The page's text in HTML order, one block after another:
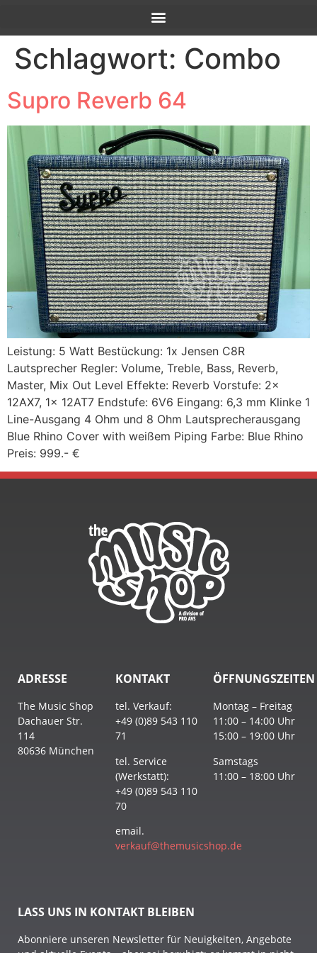
Schlagwort: Combo
Supro Reverb 64
Leistung: 5 Watt Bestückung: 1x Jensen C8R
Lautsprecher Regler: Volume, Treble, Bass, Reverb,
Master, Mix Out Level Effekte: Reverb Vorstufe: 2x
12AX7, 1x 12AT7 Endstufe: 6V6 Eingang: 6,3 mm Klinke 1
Line-Ausgang 4 Ohm und 8 Ohm Lautsprecherausgang
Blue Rhino Cover with weißem Piping Farbe: Blue Rhino
Preis: 999.- €
ADRESSE
The Music Shop
Dachauer Str.
114
80636 München
KONTAKT
tel. Verkauf:
+49 (0)89 543 110
71
tel. Service
(Werkstatt):
+49 (0)89 543 110
70
email.
verkauf@themusicshop.de
ÖFFNUNGSZEITEN
Montag – Freitag
11:00 – 14:00 Uhr
15:00 – 19:00 Uhr
Samstags
11:00 – 18:00 Uhr
LASS UNS IN KONTAKT BLEIBEN
Abonniere unseren Newsletter für Neuigkeiten, Angebote